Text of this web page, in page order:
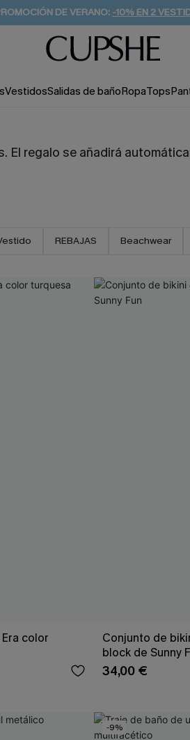
DE VERANO: -10% EN 2
💌¡SUSCRIBIRSE & GANAR -10% EXTRA!
🚚ENVÍO GRATUITO A PARTIR DE 49 € >>
VestidosSalidas de bañoRopaTops
regalo se añadirá
REBAJAS Beachwear
color
Conjunto de
block de Sunny
34,00 €
-9%